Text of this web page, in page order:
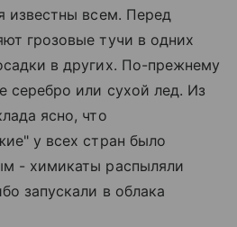
известны всем. Перед
грозовые тучи в одних
в других. По-прежнему
серебро или сухой лед. Из
ясно, что
у всех стран было
- химикаты распыляли
запускали в облака